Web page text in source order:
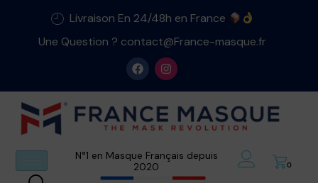
Livraison En 24/48h en France
Une Question ? contact@France-masque.fr
N°1 en Masque Français depuis
2020
0